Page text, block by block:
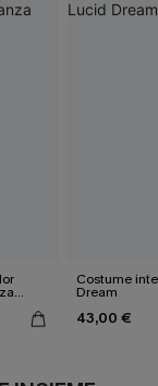
Costume
Dream
43,00 €